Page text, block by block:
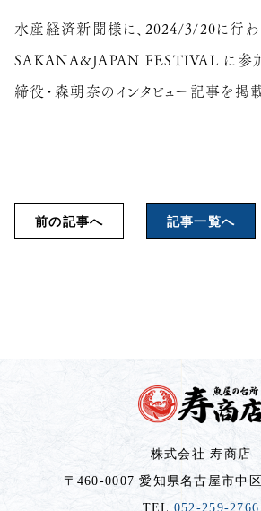
水産経済新聞様に、2024/3/20に行わ
SAKANA&JAPAN FESTIVAL に参
締役・森朝奈のインタビュー記事を掲載
前の記事へ 記事一覧へ
株式会社 寿商店
〒460-0007 愛知県名古屋市中
TEL 052-259-2766